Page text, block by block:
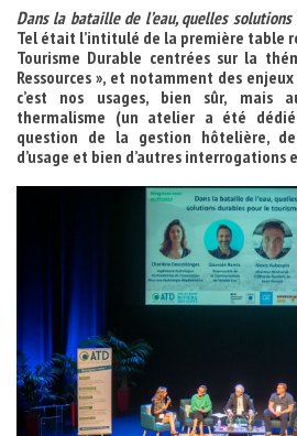
Thèmes
OK
Dans la bataille de l’eau, quelles
Tel était l’intitulé de la première table
Tourisme Durable centrées sur la
Ressources », et notamment des enjeux
c’est nos usages, bien sûr, mais
thermalisme (un atelier a été
question de la gestion hôtelière,
d’usage et bien d’autres interrogations